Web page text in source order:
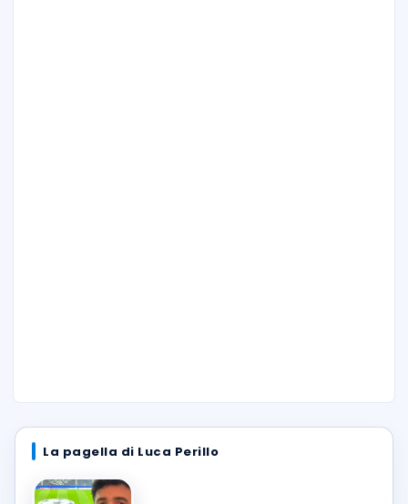
La pagella di Luca Perillo